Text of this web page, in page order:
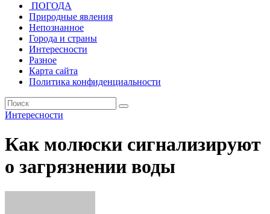
ПОГОДА
Природные явления
Непознанное
Города и страны
Интересности
Разное
Карта сайта
Политика конфиденциальности
Интересности
Как молюски сигнализируют
о загрязнении воды